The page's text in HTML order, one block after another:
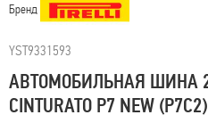
Бренд
YST9331593
АВТОМОБИЛЬНАЯ ШИНА
CINTURATO P7 NEW (P7C2)